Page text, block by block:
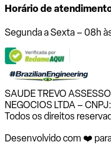
Horário de
Segunda a Sexta – 08h
SAUDE TREVO
NEGOCIOS LTDA –
Todos os direitos
Desenvolvido com ❤️